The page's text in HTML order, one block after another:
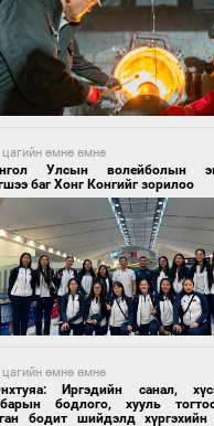
цагийн өмнө өмнө
Улсын волейболын
баг Хонг Конгийг зорилоо
цагийн өмнө өмнө
Иргэдийн санал,
бодлого, хууль
бодит шийдэлд хүргэхийн